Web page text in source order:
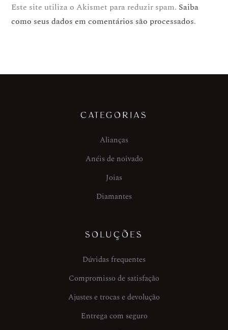
Este site utiliza o Akismet para reduzir spam. Saiba
como seus dados em comentários são processados.
CATEGORIAS
Alianças
Anéis de noivado
Joias
Diamantes
SOLUÇÕES
Dúvidas frequentes
Compromisso de satisfação
Ajustes e trocas e devolução
Entrega com seguro